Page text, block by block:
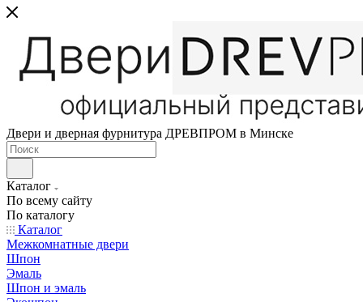
Двери и дверная фурнитура ДРЕВПРОМ в Минске
Каталог
По всему сайту
По каталогу
Каталог
Межкомнатные двери
Шпон
Эмаль
Шпон и эмаль